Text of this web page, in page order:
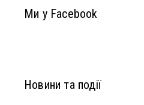
Ми у Facebook
Новини та події